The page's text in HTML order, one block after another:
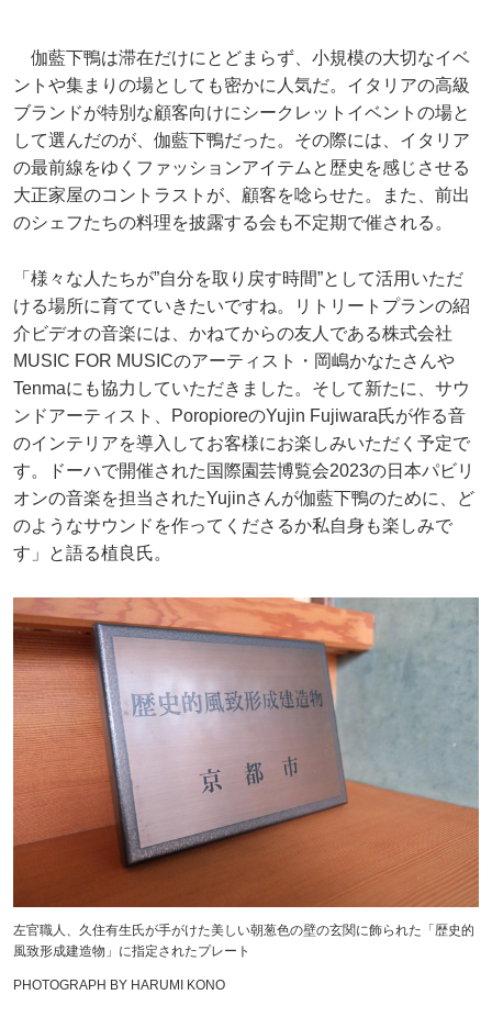
伽藍下鴨は滞在だけにとどまらず、小規模の大切なイベ
ントや集まりの場としても密かに人気だ。イタリアの高級
ブランドが特別な顧客向けにシークレットイベントの場と
して選んだのが、伽藍下鴨だった。その際には、イタリア
の最前線をゆくファッションアイテムと歴史を感じさせる
大正家屋のコントラストが、顧客を唸らせた。また、前出
のシェフたちの料理を披露する会も不定期で催される。
「様々な人たちが”自分を取り戻す時間”として活用いただ
ける場所に育てていきたいですね。リトリートプランの紹
介ビデオの音楽には、かねてからの友人である株式会社
MUSIC FOR MUSICのアーティスト・岡嶋かなたさんや
Tenmaにも協力していただきました。そして新たに、サウ
ンドアーティスト、PoropioreのYujin Fujiwara氏が作る音
のインテリアを導入してお客様にお楽しみいただく予定で
す。ドーハで開催された国際園芸博覧会2023の日本パビリ
オンの音楽を担当されたYujinさんが伽藍下鴨のために、ど
のようなサウンドを作ってくださるか私自身も楽しみで
す」と語る植良氏。
左官職人、久住有生氏が手がけた美しい朝葱色の壁の玄関に飾られた「歴史的
風致形成建造物」に指定されたプレート
PHOTOGRAPH BY HARUMI KONO